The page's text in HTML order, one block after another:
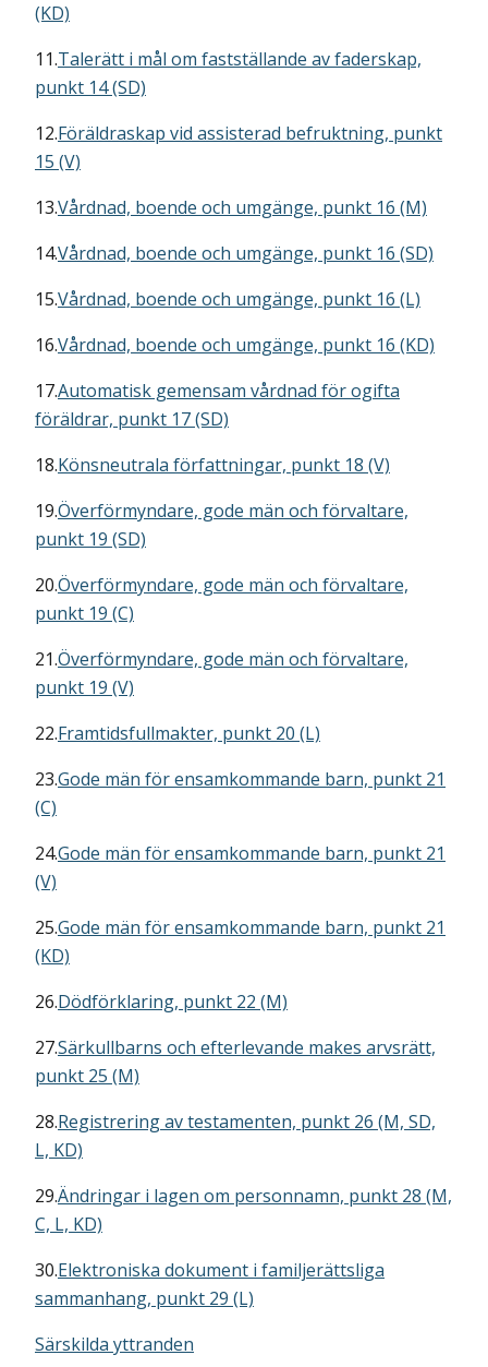
(KD)
11.Talerätt i mål om fastställande av faderskap,
punkt 14 (SD)
12.Föräldraskap vid assisterad befruktning, punkt
15 (V)
13.Vårdnad, boende och umgänge, punkt 16 (M)
14.Vårdnad, boende och umgänge, punkt 16 (SD)
15.Vårdnad, boende och umgänge, punkt 16 (L)
16.Vårdnad, boende och umgänge, punkt 16 (KD)
17.Automatisk gemensam vårdnad för ogifta
föräldrar, punkt 17 (SD)
18.Könsneutrala författningar, punkt 18 (V)
19.Överförmyndare, gode män och förvaltare,
punkt 19 (SD)
20.Överförmyndare, gode män och förvaltare,
punkt 19 (C)
21.Överförmyndare, gode män och förvaltare,
punkt 19 (V)
22.Framtidsfullmakter, punkt 20 (L)
23.Gode män för ensamkommande barn, punkt 21
(C)
24.Gode män för ensamkommande barn, punkt 21
(V)
25.Gode män för ensamkommande barn, punkt 21
(KD)
26.Dödförklaring, punkt 22 (M)
27.Särkullbarns och efterlevande makes arvsrätt,
punkt 25 (M)
28.Registrering av testamenten, punkt 26 (M, SD,
L, KD)
29.Ändringar i lagen om personnamn, punkt 28 (M,
C, L, KD)
30.Elektroniska dokument i familjerättsliga
sammanhang, punkt 29 (L)
Särskilda yttranden